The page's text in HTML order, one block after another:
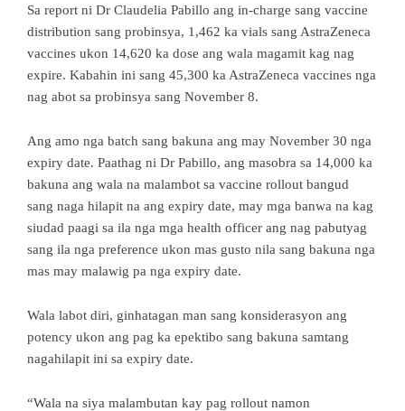
Sa report ni Dr Claudelia Pabillo ang in-charge sang vaccine
distribution sang probinsya, 1,462 ka vials sang AstraZeneca
vaccines ukon 14,620 ka dose ang wala magamit kag nag
expire. Kabahin ini sang 45,300 ka AstraZeneca vaccines nga
nag abot sa probinsya sang November 8.
Ang amo nga batch sang bakuna ang may November 30 nga
expiry date. Paathag ni Dr Pabillo, ang masobra sa 14,000 ka
bakuna ang wala na malambot sa vaccine rollout bangud
sang naga hilapit na ang expiry date, may mga banwa na kag
siudad paagi sa ila nga mga health officer ang nag pabutyag
sang ila nga preference ukon mas gusto nila sang bakuna nga
mas may malawig pa nga expiry date.
Wala labot diri, ginhatagan man sang konsiderasyon ang
potency ukon ang pag ka epektibo sang bakuna samtang
nagahilapit ini sa expiry date.
“Wala na siya malambutan kay pag rollout namon